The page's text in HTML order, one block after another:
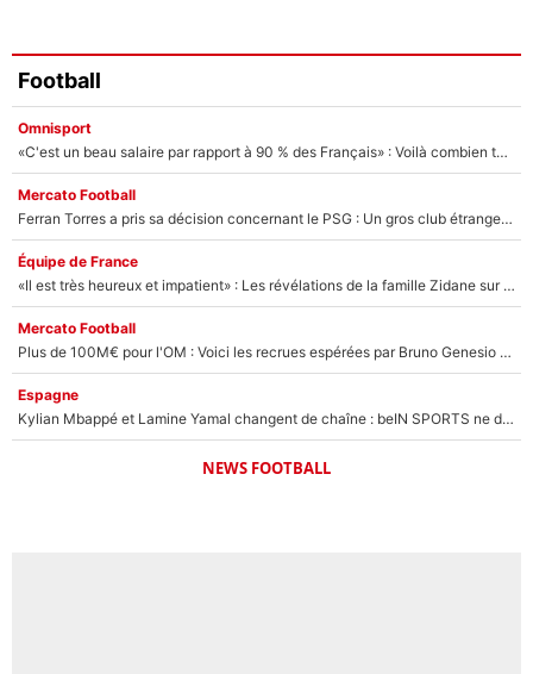
Football
Omnisport
«C'est un beau salaire par rapport à 90 % des Français» : Voilà combien touchait Nelson Monfort sur France Télévisions avant de rejoindre CNews
Mercato Football
Ferran Torres a pris sa décision concernant le PSG : Un gros club étranger prêt à relancer le feuilleton pour la signature du champion du monde 2026 !
Équipe de France
«Il est très heureux et impatient» : Les révélations de la famille Zidane sur sa prise de pouvoir en équipe de France !
Mercato Football
Plus de 100M€ pour l'OM : Voici les recrues espérées par Bruno Genesio et Grégory Lorenzi après l’opération dégraissage
Espagne
Kylian Mbappé et Lamine Yamal changent de chaîne : beIN SPORTS ne digère pas cette décision historique et prédit un fiasco pour la Liga
NEWS FOOTBALL